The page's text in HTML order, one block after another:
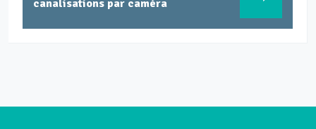
canalisations par caméra